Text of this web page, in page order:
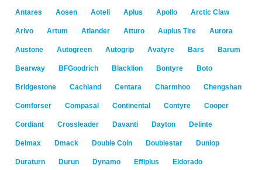
Antares Aosen Aoteli Aplus Apollo Arctic Claw
Arivo Artum Atlander Atturo Auplus Tire Aurora
Austone Autogreen Autogrip Avatyre Bars Barum
Bearway BFGoodrich Blacklion Bontyre Boto
Bridgestone Cachland Centara Charmhoo Chengshan
Comforser Compasal Continental Contyre Cooper
Cordiant Crossleader Davanti Dayton Delinte
Delmax Dmack Double Coin Doublestar Dunlop
Duraturn Durun Dynamo Effiplus Eldorado